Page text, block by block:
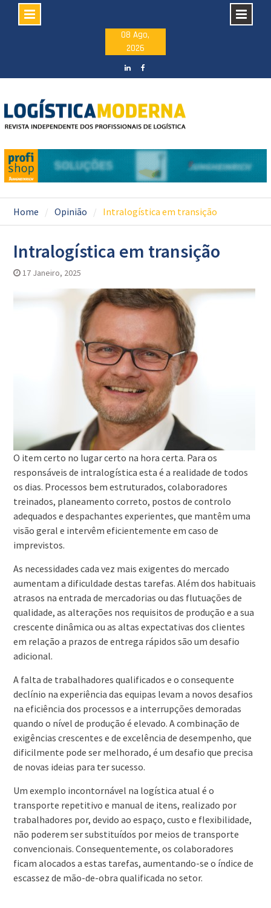
08 Ago,
2026
Home Opinião Intralogística em transição
Intralogística em transição
17 Janeiro, 2025
O item certo no lugar certo na hora certa. Para os
responsáveis de intralogística esta é a realidade de todos
os dias. Processos bem estruturados, colaboradores
treinados, planeamento correto, postos de controlo
adequados e despachantes experientes, que mantêm uma
visão geral e intervêm eficientemente em caso de
imprevistos.
As necessidades cada vez mais exigentes do mercado
aumentam a dificuldade destas tarefas. Além dos habituais
atrasos na entrada de mercadorias ou das flutuações de
qualidade, as alterações nos requisitos de produção e a sua
crescente dinâmica ou as altas expectativas dos clientes
em relação a prazos de entrega rápidos são um desafio
adicional.
A falta de trabalhadores qualificados e o consequente
declínio na experiência das equipas levam a novos desafios
na eficiência dos processos e a interrupções demoradas
quando o nível de produção é elevado. A combinação de
exigências crescentes e de excelência de desempenho, que
dificilmente pode ser melhorado, é um desafio que precisa
de novas ideias para ter sucesso.
Um exemplo incontornável na logística atual é o
transporte repetitivo e manual de itens, realizado por
trabalhadores por, devido ao espaço, custo e flexibilidade,
não poderem ser substituídos por meios de transporte
convencionais. Consequentemente, os colaboradores
ficam alocados a estas tarefas, aumentando-se o índice de
escassez de mão-de-obra qualificada no setor.